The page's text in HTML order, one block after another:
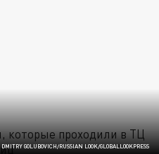
GOLUBOVICH/RUSSIAN LOOK/GLOBALLOOKPRESS